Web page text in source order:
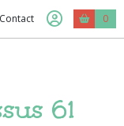
Contact 0
61